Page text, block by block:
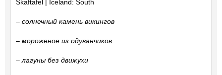
Skaftafel | Iceland: South
– солнечный камень викингов
– мороженое из одуванчиков
– лагуны без движухи